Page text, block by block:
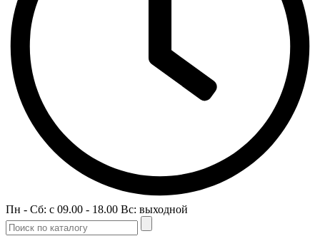
Пн - Сб: c 09.00 - 18.00 Вс: выходной